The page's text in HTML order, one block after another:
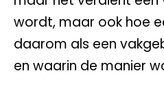
wordt, maar ook hoe
daarom als een
en waarin de manier